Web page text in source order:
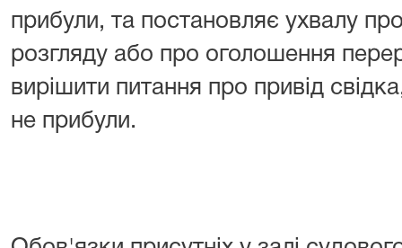
прибули, та постановляє ухвалу
розгляду або про оголошення
вирішити питання про привід
не прибули.